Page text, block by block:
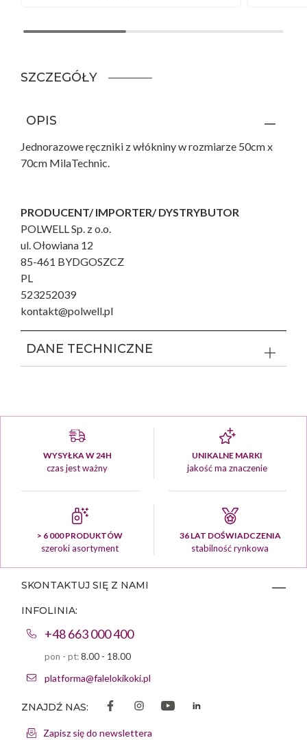
SZCZEGÓŁY
OPIS
Jednorazowe ręczniki z włókniny w rozmiarze 50cm x
70cm MilaTechnic.
PRODUCENT/ IMPORTER/ DYSTRYBUTOR
POLWELL Sp. z o.o.
ul. Ołowiana 12
85-461 BYDGOSZCZ
PL
523252039
kontakt@polwell.pl
DANE TECHNICZNE
WYSYŁKA W 24H
czas jest ważny
UNIKALNE MARKI
jakość ma znaczenie
> 6 000 PRODUKTÓW
szeroki asortyment
36 LAT DOŚWIADCZENIA
stabilność rynkowa
SKONTAKTUJ SIĘ Z NAMI
INFOLINIA:
+48 663 000 400
pon - pt:8.00 - 18.00
platforma@falelokikoki.pl
ZNAJDŹ NAS:
Zapisz się do newslettera